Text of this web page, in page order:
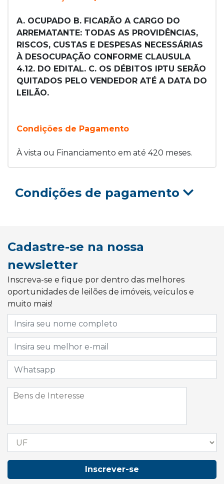
A. OCUPADO B. FICARÃO A CARGO DO
ARREMATANTE: TODAS AS PROVIDÊNCIAS,
RISCOS, CUSTAS E DESPESAS NECESSÁRIAS
À DESOCUPAÇÃO CONFORME CLAUSULA
4.12. DO EDITAL. C. OS DÉBITOS IPTU SERÃO
QUITADOS PELO VENDEDOR ATÉ A DATA DO
LEILÃO.
Condições de Pagamento
À vista ou Financiamento em até 420 meses.
Condições de pagamento
Cadastre-se na nossa
newsletter
Inscreva-se e fique por dentro das melhores
oportunidades de leilões de imóveis, veículos e
muito mais!
Inscrever-se